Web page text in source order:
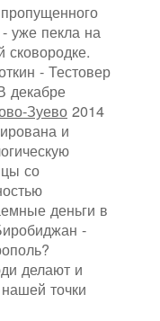
уже пекла на
сковородке.
- Тестовер
декабре
Зуево 2014
и
со
деньги в
-
делают и
точки